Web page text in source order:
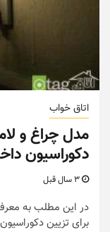
اتاق خواب
مدل چراغ و
دکوراسیون
در این مطلب به
برای تزیین